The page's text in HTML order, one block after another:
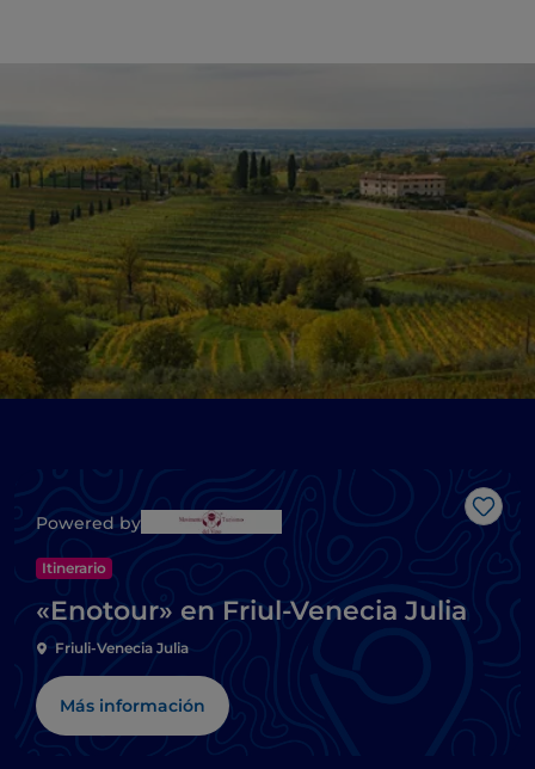
Me
Powered by
Itinerario
«Enotour» en Friul-Venecia Julia
Friuli-Venecia Julia
Más información